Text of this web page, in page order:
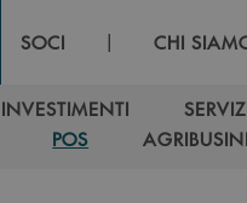
SOCI | CHI
INVESTIMENTI
INVESTIMENTI
POS